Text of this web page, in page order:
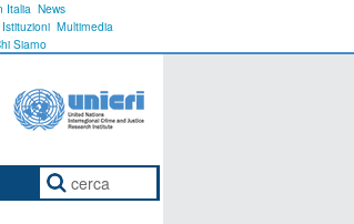
Italia News
Multimedia
Siamo